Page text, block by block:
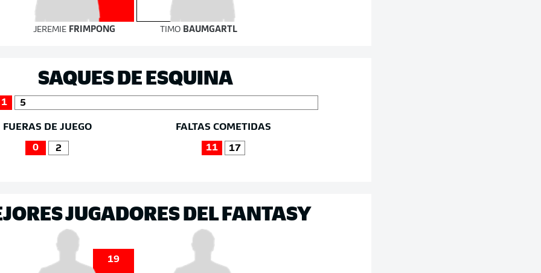
JEREMIE FRIMPONG TIMO BAUMGARTL
SAQUES DE ESQUINA
1 5
FUERAS DE JUEGO
0 2
FALTAS COMETIDAS
11 17
JUGADORES DEL FANTASY
19